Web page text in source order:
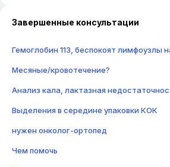
Завершенные консультации
Гемоглобин 113, беспокоят лимфоузлы
Месяные/кровотечение?
Анализ кала, лактазная
Выделения в середине упаковки КОК
нужен онколог-ортопед
Чем помочь